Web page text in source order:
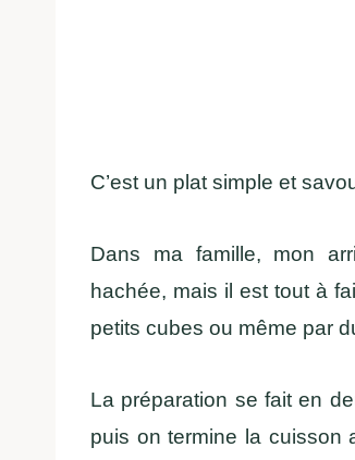
C’est un plat simple et
Dans ma famille, mon
hachée, mais il est tout à
petits cubes ou même par
La préparation se fait en
puis on termine la cuisson